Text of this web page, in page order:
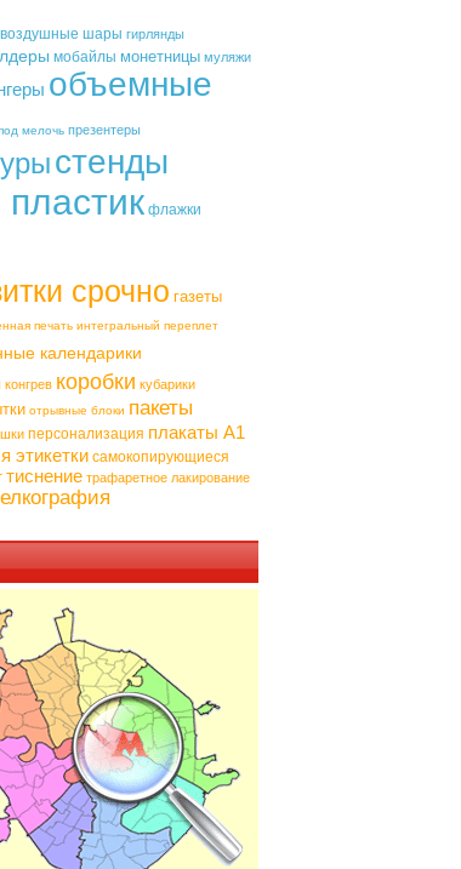
воздушные шары гирлянды
мобайлы монетницы муляжи
объемные
мелочь презентеры
стенды
флажки
срочно газеты
печать интегральный переплет
календарики
конгрев коробки кубарики
отрывные блоки пакеты
персонализация плакаты А1
этикетки самокопирующиеся
тиснение трафаретное лакирование